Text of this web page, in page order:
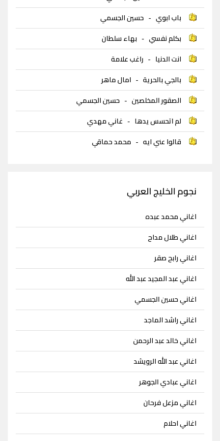
باب ابوي - حسين الجسمي
بكلم نفسي - بهاء سلطان
انت الدنيا - راغب علامة
بالجي بالحرية - امال ماهر
الصقور المخلصين - حسين الجسمي
لم اتحسس يدها - غاني مهدي
قالوا عني ايه - محمد حماقي
نجوم الخليج العربي
اغاني محمد عبده
اغاني طلال مداح
اغاني رابح صقر
اغاني عبد المجيد عبد الله
اغاني حسين الجسمي
اغاني راشد الماجد
اغاني خالد عبد الرحمن
اغاني عبد الله الرويشد
اغاني عبادي الجوهر
اغاني مزعل فرحان
اغاني احلام